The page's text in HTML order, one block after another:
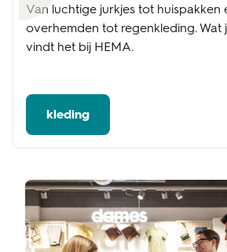
Van luchtige jurkjes tot huispakken
overhemden tot regenkleding. Wat
vindt het bij HEMA.
kleding